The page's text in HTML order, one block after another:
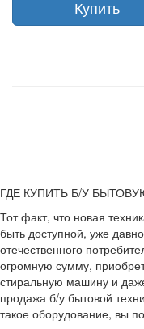
ГДЕ КУПИТЬ Б/У
Тот факт, что новая
быть доступной, уже
отечественного
огромную сумму,
стиральную машину и
продажа б/у бытовой
такое оборудование, вы